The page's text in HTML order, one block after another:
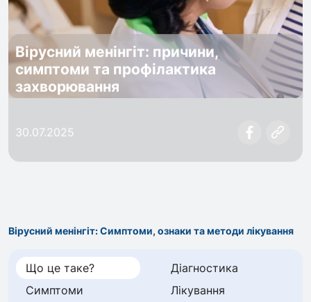
Вірусний менінгіт: причини,
симптоми та профілактика
захворювання
30.07.2025
Вірусний менінгіт: Симптоми, ознаки та методи лікування
Що це таке?
Симптоми
Діагностика
Лікування